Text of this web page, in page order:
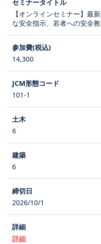
【オンラインセミナー】最
な安全指示、若者への安全
14,300
101-1
6
6
2026/10/1
詳細